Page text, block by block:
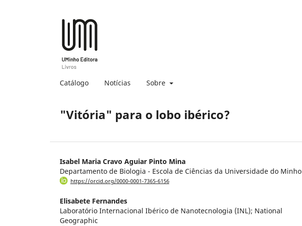
Catálogo Notícias Sobre
"Vitória" para o lobo ibérico?
Isabel Maria Cravo Aguiar Pinto Mina
Departamento de Biologia - Escola de Ciências da Universidade do Minho
https://orcid.org/0000-0001-7365-6156
Elisabete Fernandes
Laboratório Internacional Ibérico de Nanotecnologia (INL); National
Geographic